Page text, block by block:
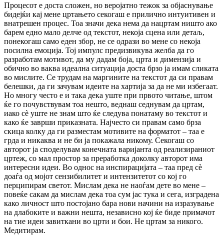
Процесот е доста сложен, но веројатно тежок за објаснување
бидејќи кај мене цртањето секогаш е прилично интуитивен и
внатрешен процес. Тоа значи дека нема да нацртам ништо ако
барем едно мало делче од текстот, некоја сцена или детаљ,
понекогаш само еден збор, не се одрази во мене со некоја
посилна емоција. Тој импулс предизвикува желба да го
разработам мотивот, да му дадам боја, црта и димензија и
обично во ваква идеална ситуација доста брзо ја имам сликата
во мислите. Се трудам на маргините на текстот да си правам
белешки, да ги зачувам идеите на хартија за да не ми избегаат.
Но многу често е и така дека уште при првото читање, штом
ќе го почувствувам тоа нешто, веднаш седнувам да цртам,
иако сѐ уште не знам што ќе следува понатаму во текстот и
како ќе заврши приказната. Најчесто си правам само брза
скица колку да ги разместам мотивите на форматот – таа е
грда и никаква и не би ја покажала никому. Секогаш со
авторот ја споделувам конечната варијанта од реализираниот
цртеж, со мал простор за преработка доколку авторот има
интересни идеи. Во однос на инспирацијата – таа пред сѐ
доаѓа од мојот сензибилитет и интензитетот со кој го
перципирам светот. Мислам дека не наоѓам дете во мене –
повеќе сакам да мислам дека тоа сум јас тука и сега, изградена
како личност што постојано бара нови начини на изразување
на длабоките и важни нешта, независно кој ќе биде примачот
на тие идеи завиткани во црти и бои. Не цртам за никого.
Медитирам.